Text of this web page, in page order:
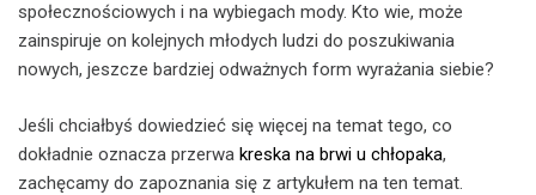
społecznościowych i na wybiegach mody. Kto wie, może
zainspiruje on kolejnych młodych ludzi do poszukiwania
nowych, jeszcze bardziej odważnych form wyrażania siebie?
Jeśli chciałbyś dowiedzieć się więcej na temat tego, co
dokładnie oznacza przerwa kreska na brwi u chłopaka,
zachęcamy do zapoznania się z artykułem na ten temat.